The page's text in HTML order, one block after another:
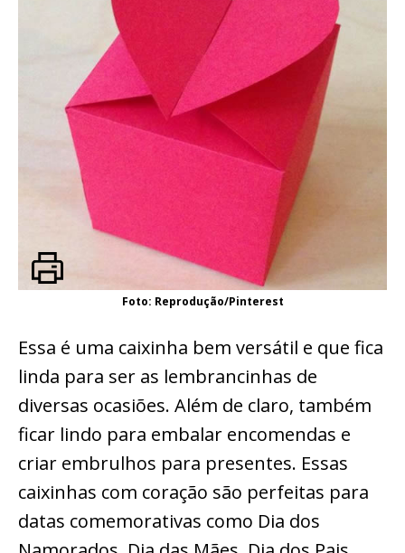
Foto: Reprodução/Pinterest
Essa é uma caixinha bem versátil e que fica
linda para ser as lembrancinhas de
diversas ocasiões. Além de claro, também
ficar lindo para embalar encomendas e
criar embrulhos para presentes. Essas
caixinhas com coração são perfeitas para
datas comemorativas como Dia dos